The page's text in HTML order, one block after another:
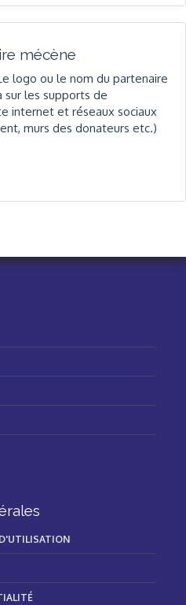
mécène
logo ou le nom du partenaire
les supports de
internet et réseaux sociaux
murs des donateurs etc.)